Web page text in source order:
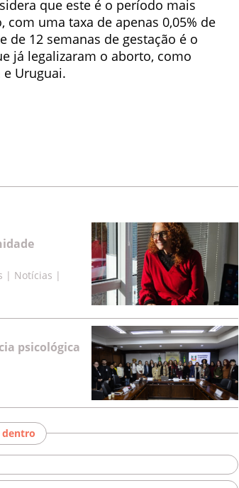
que este é o período mais
uma taxa de apenas 0,05% de
12 semanas de gestação é o
já legalizaram o aborto, como
e Uruguai.
| Notícias |
psicológica
dentro